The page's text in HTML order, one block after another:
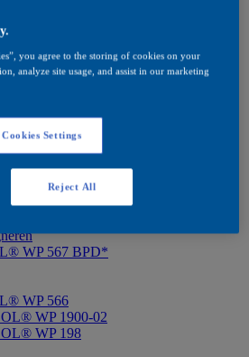
was
WP 567 BPD*
WP 566
WP 1900-02
WP 198
you agree to the storing of cookies on your
analyze site usage, and assist in our marketing
Cookies Settings
Reject All